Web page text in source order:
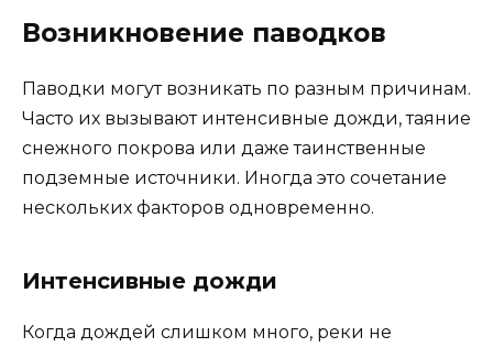
Возникновение паводков
Паводки могут возникать по разным причинам.
Часто их вызывают интенсивные дожди, таяние
снежного покрова или даже таинственные
подземные источники. Иногда это сочетание
нескольких факторов одновременно.
Интенсивные дожди
Когда дождей слишком много, реки не